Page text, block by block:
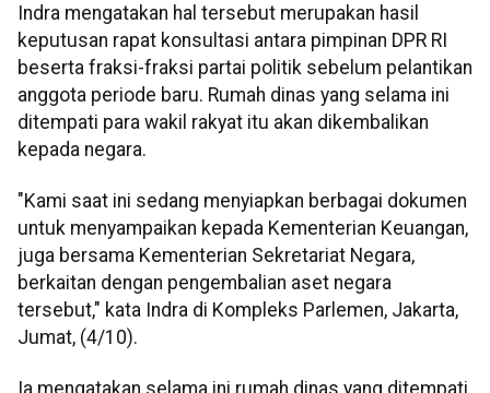
Indra mengatakan hal tersebut merupakan hasil
keputusan rapat konsultasi antara pimpinan DPR RI
beserta fraksi-fraksi partai politik sebelum pelantikan
anggota periode baru. Rumah dinas yang selama ini
ditempati para wakil rakyat itu akan dikembalikan
kepada negara.
"Kami saat ini sedang menyiapkan berbagai dokumen
untuk menyampaikan kepada Kementerian Keuangan,
juga bersama Kementerian Sekretariat Negara,
berkaitan dengan pengembalian aset negara
tersebut," kata Indra di Kompleks Parlemen, Jakarta,
Jumat, (4/10).